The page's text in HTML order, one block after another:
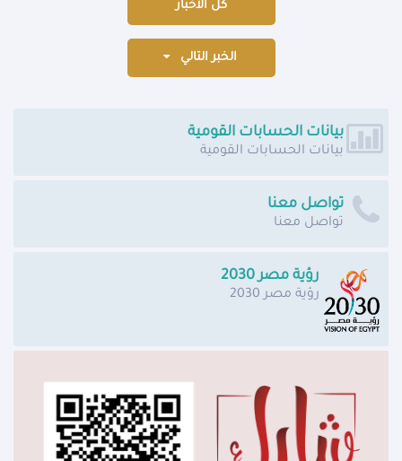
كل الأخبار
الخبر التالي
بيانات الحسابات القومية
بيانات الحسابات القومية
تواصل معنا
تواصل معنا
رؤية مصر 2030
رؤية مصر 2030